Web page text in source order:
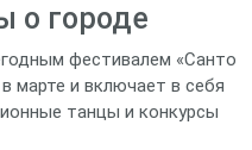
о городе
фестивалем «Санто
марте и включает в себя
танцы и конкурсы